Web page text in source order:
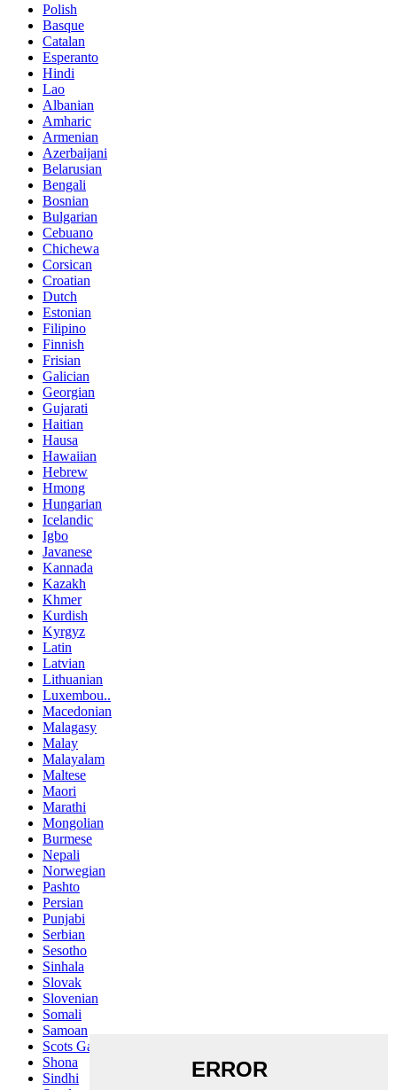
Polish
Basque
Catalan
Esperanto
Hindi
Lao
Albanian
Amharic
Armenian
Azerbaijani
Belarusian
Bengali
Bosnian
Bulgarian
Cebuano
Chichewa
Corsican
Croatian
Dutch
Estonian
Filipino
Finnish
Frisian
Galician
Georgian
Gujarati
Haitian
Hausa
Hawaiian
Hebrew
Hmong
Hungarian
Icelandic
Igbo
Javanese
Kannada
Kazakh
Khmer
Kurdish
Kyrgyz
Latin
Latvian
Lithuanian
Luxembou..
Macedonian
Malagasy
Malay
Malayalam
Maltese
Maori
Marathi
Mongolian
Burmese
Nepali
Norwegian
Pashto
Persian
Punjabi
Serbian
Sesotho
Sinhala
Slovak
Slovenian
Somali
Samoan
Scots Gaelic
Shona
Sindhi